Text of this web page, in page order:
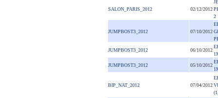
SALON_PARIS_2012 02/12/2012
2
JUMPBOST3_2012 07/10/2012
JUMPBOST3_2012 06/10/2012
JUMPBOST3_2012 05/10/2012
BIP_NAT_2012 07/04/2012